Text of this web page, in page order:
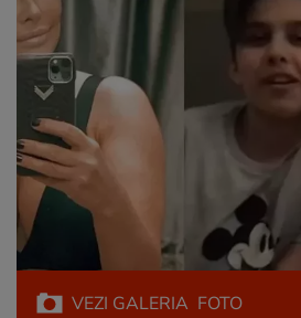
VEZI GALERIA FOTO